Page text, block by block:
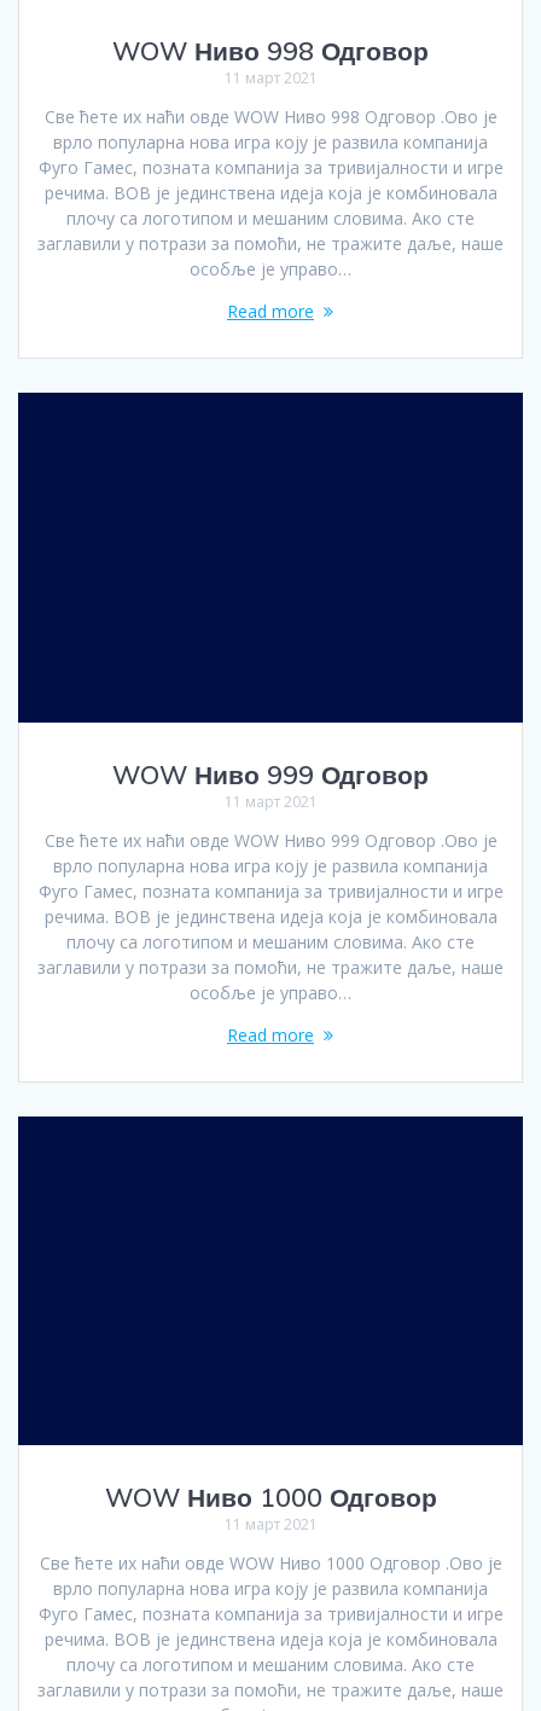
WOW Ниво 998 Одговор
11 март 2021
Све ћете их наћи овде WOW Ниво 998 Одговор .Ово је
врло популарна нова игра коју је развила компанија
Фуго Гамес, позната компанија за тривијалности и игре
речима. ВОВ је јединствена идеја која је комбиновала
плочу са логотипом и мешаним словима. Ако сте
заглавили у потрази за помоћи, не тражите даље, наше
особље је управо…
Read more
WOW Ниво 999 Одговор
11 март 2021
Све ћете их наћи овде WOW Ниво 999 Одговор .Ово је
врло популарна нова игра коју је развила компанија
Фуго Гамес, позната компанија за тривијалности и игре
речима. ВОВ је јединствена идеја која је комбиновала
плочу са логотипом и мешаним словима. Ако сте
заглавили у потрази за помоћи, не тражите даље, наше
особље је управо…
Read more
WOW Ниво 1000 Одговор
11 март 2021
Све ћете их наћи овде WOW Ниво 1000 Одговор .Ово је
врло популарна нова игра коју је развила компанија
Фуго Гамес, позната компанија за тривијалности и игре
речима. ВОВ је јединствена идеја која је комбиновала
плочу са логотипом и мешаним словима. Ако сте
заглавили у потрази за помоћи, не тражите даље, наше